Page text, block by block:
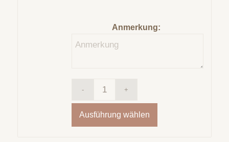
Anmerkung:
Ausführung wählen